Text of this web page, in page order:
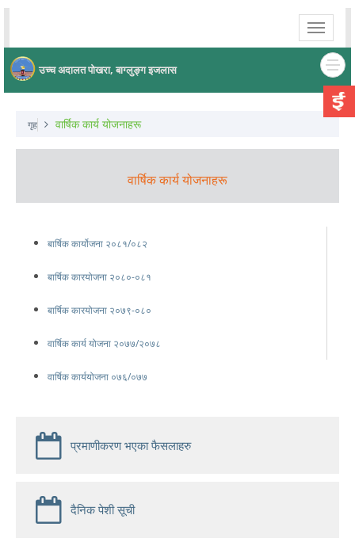
Toggle
उच्च अदालत पोखरा, बाग्लुङ्ग इजलास
गृह वार्षिक कार्य योजनाहरू
वार्षिक कार्य योजनाहरू
बार्षिक कार्योजना २०८१/०८२
बार्षिक कारयोजना २०८०-०८१
बार्षिक कारयोजना २०७९-०८०
वार्षिक कार्य योजना २०७७/२०७८
वार्षिक कार्ययोजना ०७६/०७७
प्रमाणीकरण भएका फैसलाहरु
दैनिक पेशी सूची